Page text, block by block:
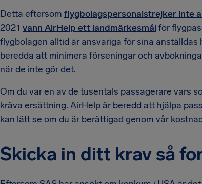
Detta eftersom flygbolagspersonalstrejker inte
2021 vann AirHelp ett landmärkesmål för
flygbolagen alltid är ansvariga för sina
beredda att minimera förseningar och
när de inte gör det.
Om du var en av de tusentals passagerare vars
kräva ersättning. AirHelp är beredd att hjälpa
kan lätt se om du är berättigad genom vår
Skicka in ditt krav så